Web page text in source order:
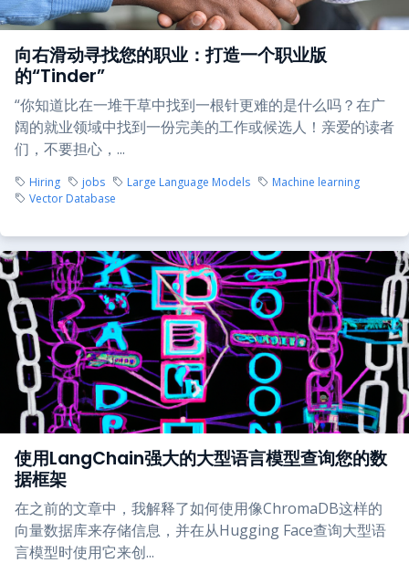
向右滑动寻找您的职业：打造一个职业版
的“Tinder”
“你知道比在一堆干草中找到一根针更难的是什么吗？在广
阔的就业领域中找到一份完美的工作或候选人！亲爱的读者
们，不要担心，...
Hiring jobs Large Language Models
Machine learning
Vector Database
使用LangChain强大的大型语言模型查询您的数
据框架
在之前的文章中，我解释了如何使用像ChromaDB这样的
向量数据库来存储信息，并在从Hugging Face查询大型语
言模型时使用它来创...